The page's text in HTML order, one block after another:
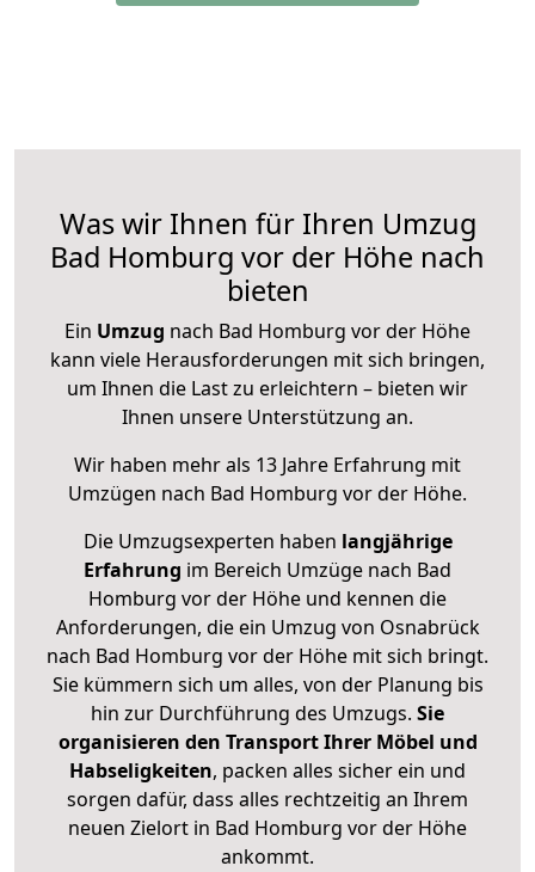
Was wir Ihnen für Ihren Umzug
Bad Homburg vor der Höhe nach
bieten
Ein Umzug nach Bad Homburg vor der Höhe
kann viele Herausforderungen mit sich bringen,
um Ihnen die Last zu erleichtern – bieten wir
Ihnen unsere Unterstützung an.
Wir haben mehr als 13 Jahre Erfahrung mit
Umzügen nach Bad Homburg vor der Höhe.
Die Umzugsexperten haben langjährige
Erfahrung im Bereich Umzüge nach Bad
Homburg vor der Höhe und kennen die
Anforderungen, die ein Umzug von Osnabrück
nach Bad Homburg vor der Höhe mit sich bringt.
Sie kümmern sich um alles, von der Planung bis
hin zur Durchführung des Umzugs. Sie
organisieren den Transport Ihrer Möbel und
Habseligkeiten, packen alles sicher ein und
sorgen dafür, dass alles rechtzeitig an Ihrem
neuen Zielort in Bad Homburg vor der Höhe
ankommt.